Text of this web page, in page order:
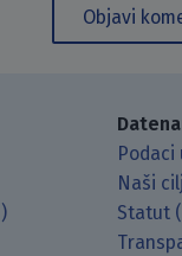
Objavi
Podaci
Naši
Statut